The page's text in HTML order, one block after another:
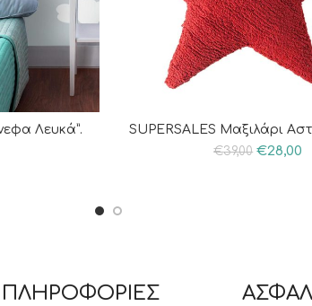
Λευκά”.
SUPERSALES Μαξιλάρι
€39,00 €28,00
ΠΛΗΡΟΦΟΡΙΕΣ